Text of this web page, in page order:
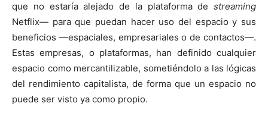
que no estaría alejado de la plataforma de streaming
Netflix— para que puedan hacer uso del espacio y sus
beneficios —espaciales, empresariales o de contactos—.
Estas empresas, o plataformas, han definido cualquier
espacio como mercantilizable, sometiéndolo a las lógicas
del rendimiento capitalista, de forma que un espacio no
puede ser visto ya como propio.